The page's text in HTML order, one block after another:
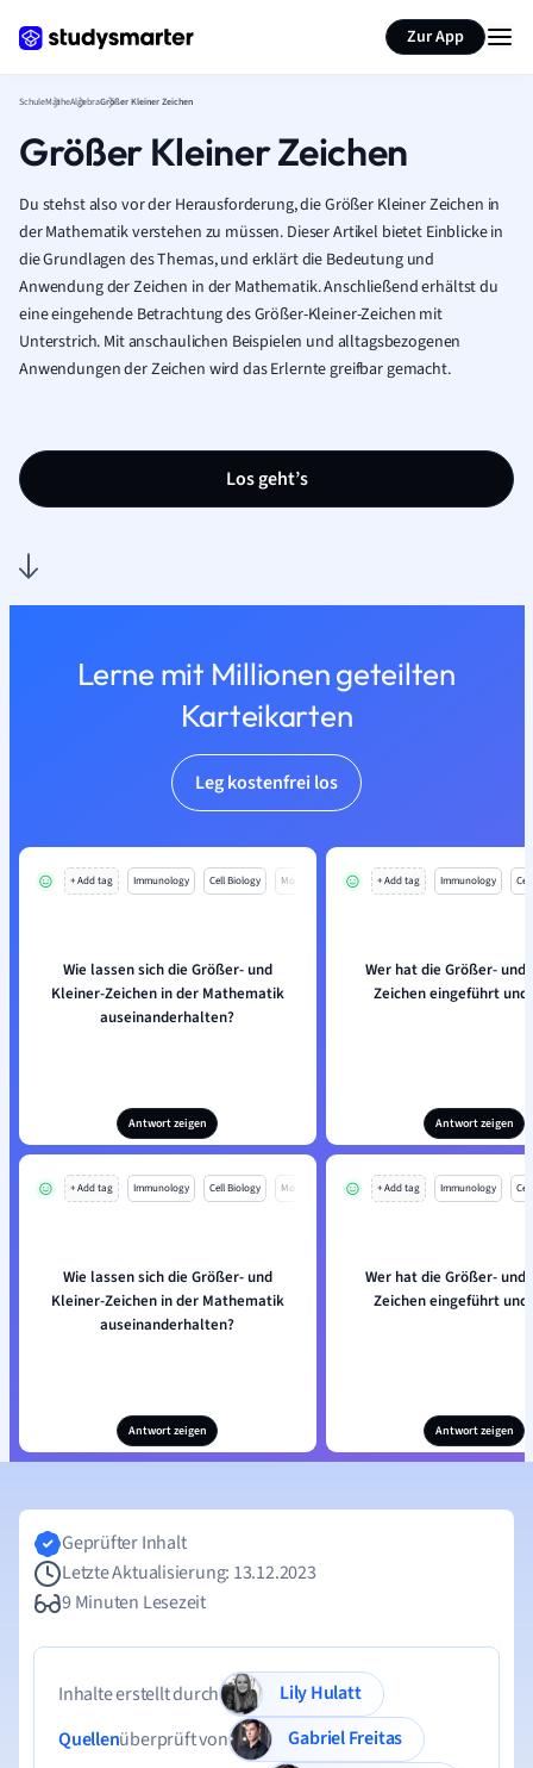
Zur App
SchuleMatheAlgebraGrößer Kleiner Zeichen
Größer Kleiner Zeichen
Du stehst also vor der Herausforderung, die Größer Kleiner Zeichen in
der Mathematik verstehen zu müssen. Dieser Artikel bietet Einblicke in
die Grundlagen des Themas, und erklärt die Bedeutung und
Anwendung der Zeichen in der Mathematik. Anschließend erhältst du
eine eingehende Betrachtung des Größer-Kleiner-Zeichen mit
Unterstrich. Mit anschaulichen Beispielen und alltagsbezogenen
Anwendungen der Zeichen wird das Erlernte greifbar gemacht.
Los geht’s
Lerne mit Millionen geteilten
Karteikarten
Leg kostenfrei los
+ Add tag Immunology Cell Biology Mo
Wie lassen sich die Größer- und
Kleiner-Zeichen in der Mathematik
auseinanderhalten?
Antwort zeigen
+ Add tag Immunology
Wer hat die Größer- und
Zeichen eingeführt und
Antwort zeigen
+ Add tag Immunology Cell Biology Mo
Wie lassen sich die Größer- und
Kleiner-Zeichen in der Mathematik
auseinanderhalten?
Antwort zeigen
+ Add tag Immunology
Wer hat die Größer- und
Zeichen eingeführt und
Antwort zeigen
Seite zusammenfassen
Geprüfter Inhalt
Letzte Aktualisierung: 13.12.2023
9 Minuten Lesezeit
Inhalte erstellt durch
Lily Hulatt
Quellenüberprüft von
Gabriel Freitas